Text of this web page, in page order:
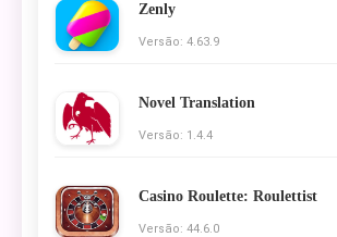
Zenly
Versão: 4.63.9
Novel Translation
Versão: 1.4.4
Casino Roulette: Roulettist
Versão: 44.6.0